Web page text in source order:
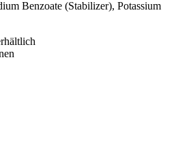
Benzoate (Stabilizer), Potassium